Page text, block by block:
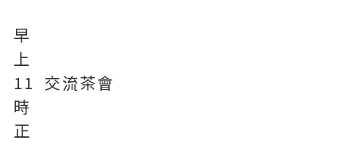
早
上
11
時
正
交流茶會